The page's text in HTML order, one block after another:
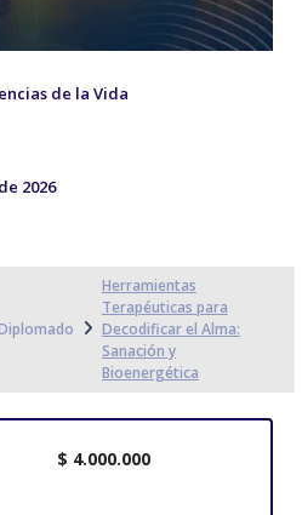
de la Vida
2026
Herramientas
Terapéuticas para
Decodificar el Alma:
Sanación y
Bioenergética
$ 4.000.000